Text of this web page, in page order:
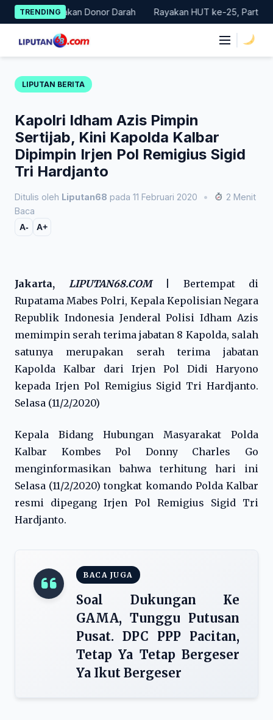
Skip
to
content
TRENDING
Gerakan Donor Darah Rayakan HUT ke-25, Partai
LIPUTAN BERITA
Kapolri Idham Azis Pimpin
Sertijab, Kini Kapolda Kalbar
Dipimpin Irjen Pol Remigius Sigid
Tri Hardjanto
Ditulis oleh Liputan68 pada 11 Februari 2020 •
2 Menit
Baca
A- A+
Jakarta, LIPUTAN68.COM|
Bertempat di
Rupatama Mabes Polri, Kepala Kepolisian Negara
Republik Indonesia Jenderal Polisi Idham Azis
memimpin serah terima jabatan 8 Kapolda, salah
satunya merupakan serah terima jabatan
Kapolda Kalbar dari Irjen Pol Didi Haryono
kepada Irjen Pol Remigius Sigid Tri Hardjanto.
Selasa (11/2/2020)
Kepala Bidang Hubungan Masyarakat Polda
Kalbar Kombes Pol Donny Charles Go
menginformasikan bahwa terhitung hari ini
Selasa (11/2/2020) tongkat komando Polda Kalbar
resmi dipegang Irjen Pol Remigius Sigid Tri
Hardjanto.
BACA JUGA
Soal Dukungan Ke
GAMA, Tunggu Putusan
Pusat. DPC PPP Pacitan,
Tetap Ya Tetap Bergeser
Ya Ikut Bergeser